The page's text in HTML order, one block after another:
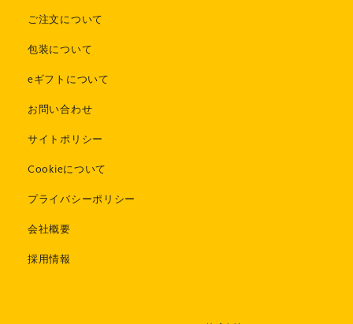
ご注文について
包装について
eギフトについて
お問い合わせ
サイトポリシー
Cookieについて
プライバシーポリシー
会社概要
採用情報